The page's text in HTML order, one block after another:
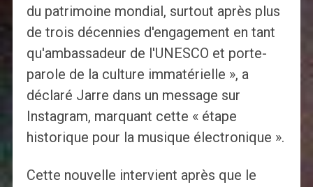
du patrimoine mondial, surtout après plus
de trois décennies d'engagement en tant
qu'ambassadeur de l'UNESCO et porte-
parole de la culture immatérielle », a
déclaré Jarre dans un message sur
Instagram, marquant cette « étape
historique pour la musique électronique ».
Cette nouvelle intervient après que le